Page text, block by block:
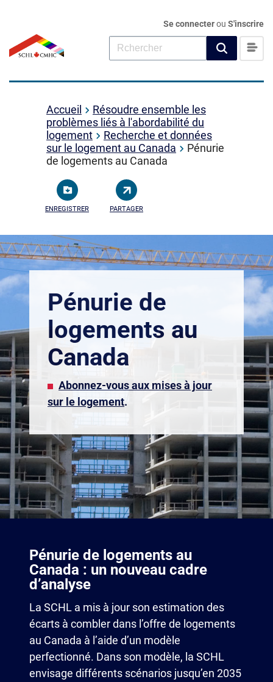
Se connecterou S'inscrire
Accueil
Résoudre ensemble les
problèmes liés à l'abordabilité du
logement
Recherche et données
sur le logement au Canada
Pénurie
de logements au Canada
ENREGISTRER PARTAGER
Pénurie de
logements au
Canada
Abonnez-vous aux mises à jour
sur le logement.
Pénurie de logements au
Canada : un nouveau cadre
d’analyse
La SCHL a mis à jour son estimation des
écarts à combler dans l’offre de logements
au Canada à l’aide d’un modèle
perfectionné. Dans son modèle, la SCHL
envisage différents scénarios jusqu’en 2035